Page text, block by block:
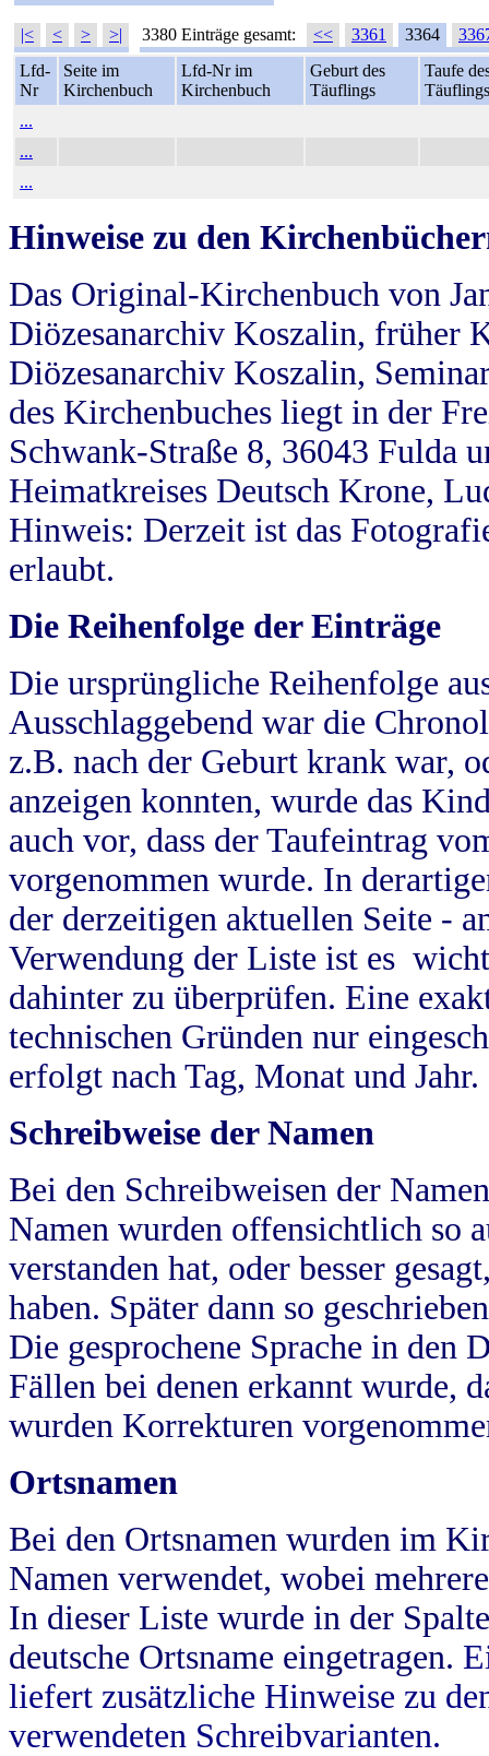
|< < > >| 3380 Einträge gesamt: << 3361 3364
Lfd-
Nr
Seite im
Kirchenbuch
Lfd-Nr im
Kirchenbuch
Geburt des
Täuflings
Taufe
Täuflings
...
...
...
Hinweise zu den
Das Original-Kirchenbuch von
Diözesanarchiv Koszalin, früher
Diözesanarchiv Koszalin,
des Kirchenbuches liegt in der
Schwank-Straße 8, 36043 Fulda
Heimatkreises Deutsch Krone,
Hinweis: Derzeit ist das
erlaubt.
Die Reihenfolge der Einträge
Die ursprüngliche Reihenfolge
Ausschlaggebend war die
z.B. nach der Geburt krank war,
anzeigen konnten, wurde das
auch vor, dass der Taufeintrag
vorgenommen wurde. In
der derzeitigen aktuellen Seite -
Verwendung der Liste ist es
dahinter zu überprüfen. Eine
technischen Gründen nur
erfolgt nach Tag, Monat und Jahr.
Schreibweise der Namen
Bei den Schreibweisen der
Namen wurden offensichtlich so
verstanden hat, oder besser
haben. Später dann so
Die gesprochene Sprache in
Fällen bei denen erkannt wurde,
wurden Korrekturen
Ortsnamen
Bei den Ortsnamen wurden im
Namen verwendet, wobei
In dieser Liste wurde in der
deutsche Ortsname eingetragen.
liefert zusätzliche Hinweise zu
verwendeten Schreibvarianten.